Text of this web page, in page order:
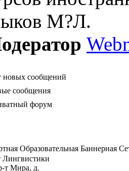
М?Л.
новых сообщений
сообщения
форум
Образовательная Баннерная
Лингвистики
т Мира, д.